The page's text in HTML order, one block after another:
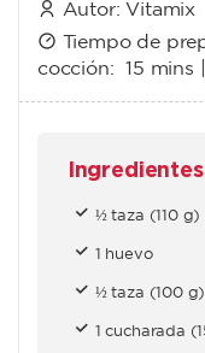
Autor:Vitamix
Tiempo de
cocción:15 mins
Ingredientes
½ taza (110
1 huevo
½ taza (100
1 cucharada